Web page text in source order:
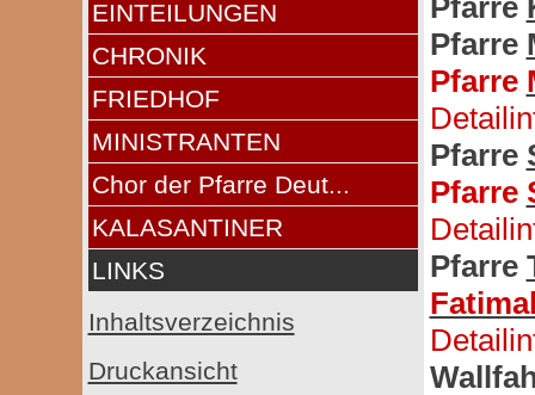
EINTEILUNGEN
CHRONIK
FRIEDHOF
MINISTRANTEN
Chor der Pfarre Deut...
KALASANTINER
LINKS
Inhaltsverzeichnis
Druckansicht
Pfarre
Pfarre
Pfarre
Pfarre
Pfarre
Pfarre